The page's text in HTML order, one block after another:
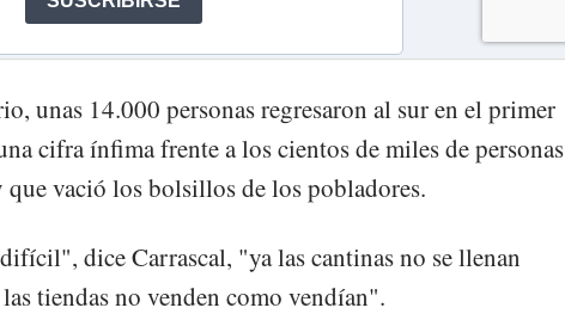
unas 14.000 personas regresaron al sur en el primer
cifra ínfima frente a los cientos de miles de personas
que vació los bolsillos de los pobladores.
dice Carrascal, "ya las cantinas no se llenan
tiendas no venden como vendían".